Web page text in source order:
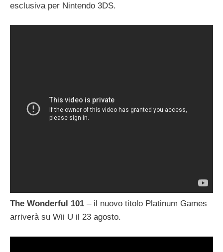
esclusiva per Nintendo 3DS.
The Wonderful 101 – il nuovo titolo Platinum Games
arriverà su Wii U il 23 agosto.